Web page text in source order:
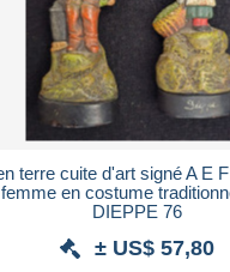
terre cuite d'art signé A E
en costume
DIEPPE 76
± US$ 57,80